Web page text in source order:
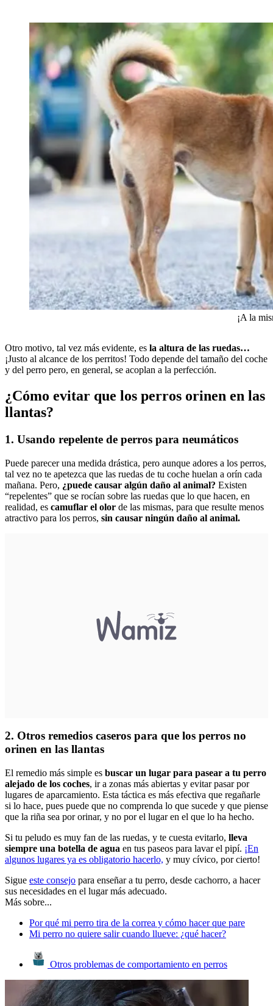
¡A la
Otro motivo, tal vez más evidente, es la altura de las ruedas…
¡Justo al alcance de los perritos! Todo depende del tamaño del coche
y del perro pero, en general, se acoplan a la perfección.
¿Cómo evitar que los perros orinen en las
llantas?
1. Usando repelente de perros para neumáticos
Puede parecer una medida drástica, pero aunque adores a los perros,
tal vez no te apetezca que las ruedas de tu coche huelan a orín cada
mañana. Pero, ¿puede causar algún daño al animal? Existen
“repelentes” que se rocían sobre las ruedas que lo que hacen, en
realidad, es camuflar el olor de las mismas, para que resulte menos
atractivo para los perros, sin causar ningún daño al animal.
2. Otros remedios caseros para que los perros no
orinen en las llantas
El remedio más simple es buscar un lugar para pasear a tu perro
alejado de los coches, ir a zonas más abiertas y evitar pasar por
lugares de aparcamiento. Esta táctica es más efectiva que regañarle
si lo hace, pues puede que no comprenda lo que sucede y que piense
que la riña sea por orinar, y no por el lugar en el que lo ha hecho.
Si tu peludo es muy fan de las ruedas, y te cuesta evitarlo, lleva
siempre una botella de agua en tus paseos para lavar el pipí. ¡En
algunos lugares ya es obligatorio hacerlo, y muy cívico, por cierto!
Sigue este consejo para enseñar a tu perro, desde cachorro, a hacer
sus necesidades en el lugar más adecuado.
Más sobre...
Por qué mi perro tira de la correa y cómo hacer que pare
Mi perro no quiere salir cuando llueve: ¿qué hacer?
Otros problemas de comportamiento en perros